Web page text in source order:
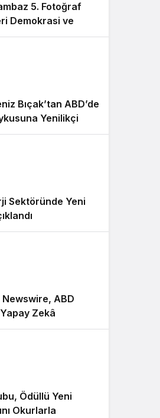
5. Fotoğraf
Demokrasi ve
Sahiplerini
Bıçak’tan ABD’de
Yenilikçi
Sektöründe Yeni
ABD
Yapay Zekâ
Ödüllü Yeni
Okurlarla